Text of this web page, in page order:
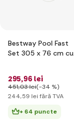
Bestway Pool Fast
Set 305 x 76 cm cu
295,96 lei
451,03 lei(-34 %)
244,59 lei fără TVA
+ 64 puncte